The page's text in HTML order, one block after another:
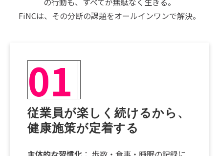
FiNCは、その分断の課題をオールインワンで解決。
01
従業員が楽しく続けるから、
健康施策が定着する